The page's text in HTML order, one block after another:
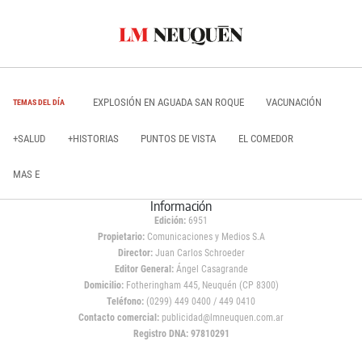
TEMAS DEL DÍA EXPLOSIÓN EN AGUADA SAN ROQUE VACUNACIÓN
+SALUD +HISTORIAS PUNTOS DE VISTA EL COMEDOR
MAS E
Información
Edición: 6951
Propietario:Comunicaciones y Medios S.A
Director: Juan Carlos Schroeder
Editor General:Ángel Casagrande
Domicilio:Fotheringham 445, Neuquén (CP 8300)
Teléfono: (0299) 449 0400 / 449 0410
Contacto comercial: publicidad@lmneuquen.com.ar
Registro DNA: 97810291